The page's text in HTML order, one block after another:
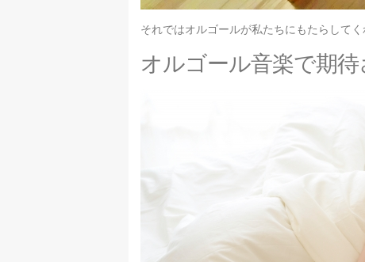
それではオルゴールが私たちにもたらして
オルゴール音楽で期